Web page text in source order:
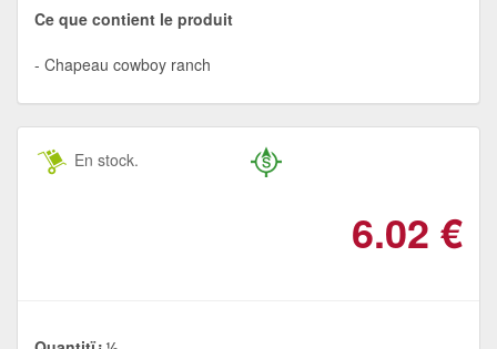
Ce que contient le produit
Chapeau cowboy ranch
En stock.
6.02 €